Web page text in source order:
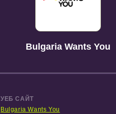
Bulgaria Wants You
УЕБ САЙТ
Bulgaria Wants You